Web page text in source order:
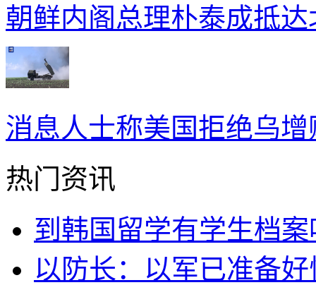
朝鲜内阁总理朴泰成抵
消息人士称美国拒绝乌
热门资讯
到韩国留学有学生档案
以防长：以军已准备